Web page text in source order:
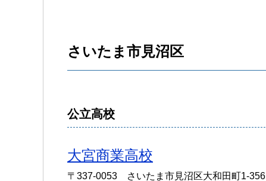
さいたま市見沼区
公立高校
大宮商業高校
〒337-0053 さいたま市見沼区大和田町1-356